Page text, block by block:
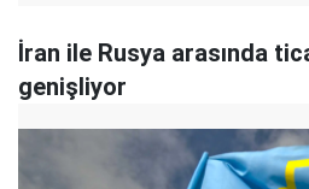
İran ile Rusya arasında
genişliyor